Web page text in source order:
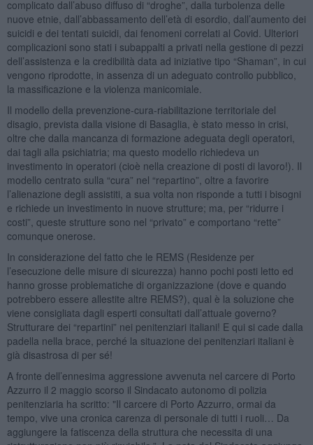
complicato dall’abuso diffuso di “droghe”, dalla turbolenza delle
nuove etnie, dall’abbassamento dell’età di esordio, dall’aumento dei
suicidi e dei tentati suicidi, dai fenomeni correlati al Covid. Ulteriori
complicazioni sono stati i subappalti a privati nella gestione di pezzi
dell’assistenza e la credibilità data ad iniziative tipo “Shaman”, in cui
vengono riprodotte, in assenza di un adeguato controllo pubblico,
la massificazione e la violenza manicomiale.
Il modello della prevenzione-cura-riabilitazione territoriale del
disagio, prevista dalla visione di Basaglia, è stato messo in crisi,
oltre che dalla mancanza di formazione adeguata degli operatori,
dai tagli alla psichiatria; ma questo modello richiedeva un
investimento in operatori (cioè nella creazione di posti di lavoro!). Il
modello centrato sulla “cura” nel “repartino”, oltre a favorire
l’alienazione degli assistiti, a sua volta non risponde a tutti i bisogni
e richiede un investimento in nuove strutture; ma, per “ridurre i
costi”, queste strutture sono nel “privato” e comportano “rette”
comunque onerose.
In considerazione del fatto che le REMS (Residenze per
l’esecuzione delle misure di sicurezza) hanno pochi posti letto ed
hanno grosse problematiche di organizzazione (dove e quando
potrebbero essere allestite altre REMS?), qual è la soluzione che
viene consigliata dagli esperti consultati dall’attuale governo?
Strutturare dei “repartini” nei penitenziari italiani! E qui si cade dalla
padella nella brace, perché la situazione dei penitenziari italiani è
già disastrosa di per sé!
A fronte dell’ennesima aggressione avvenuta nel carcere di Porto
Azzurro il 2 maggio scorso il Sindacato autonomo di polizia
penitenziaria ha scritto: "Il carcere di Porto Azzurro, ormai da
tempo, vive una cronica carenza di personale di tutti i ruoli… Da
aggiungere la fatiscenza della struttura che necessita di una